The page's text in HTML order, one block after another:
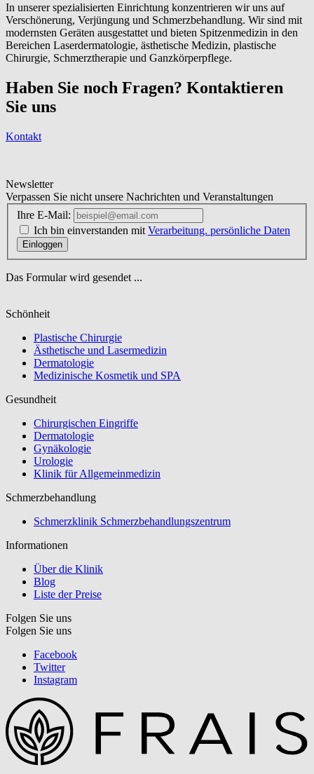
In unserer spezialisierten Einrichtung konzentrieren wir uns auf
Verschönerung, Verjüngung und Schmerzbehandlung. Wir sind mit
modernsten Geräten ausgestattet und bieten Spitzenmedizin in den
Bereichen Laserdermatologie, ästhetische Medizin, plastische
Chirurgie, Schmerztherapie und Ganzkörperpflege.
Haben Sie noch Fragen? Kontaktieren
Sie uns
Kontakt
Newsletter
Verpassen Sie nicht unsere Nachrichten und Veranstaltungen
Ihre E-Mail:
Ich bin einverstanden mit Verarbeitung. persönliche Daten
Einloggen
Das Formular wird gesendet ...
Schönheit
Plastische Chirurgie
Ästhetische und Lasermedizin
Dermatologie
Medizinische Kosmetik und SPA
Gesundheit
Chirurgischen Eingriffe
Dermatologie
Gynäkologie
Urologie
Klinik für Allgemeinmedizin
Schmerzbehandlung
Schmerzklinik Schmerzbehandlungszentrum
Informationen
Über die Klinik
Blog
Liste der Preise
Folgen Sie uns
Folgen Sie uns
Facebook
Twitter
Instagram